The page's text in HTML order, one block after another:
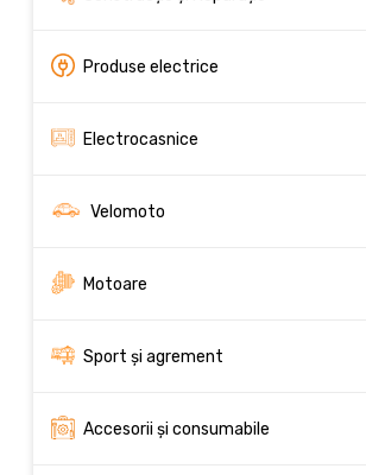
Produse electrice
Electrocasnice
Velomoto
Motoare
Sport și agrement
Accesorii și consumabile